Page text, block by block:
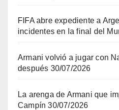
FIFA abre expediente a
incidentes en la final del
Armani volvió a jugar con
después 30/07/2026
La arenga de Armani que
Campín 30/07/2026